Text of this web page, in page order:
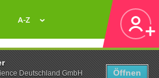
Deutschland GmbH
Öffnen
A-Z